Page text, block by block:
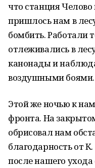
что станция
пришлось нам в
бомбить. Работали
отлеживались в
канонады и
воздушными боями.
Этой же ночью к
фронта. На
обрисовал нам
благодарность от
после нашего